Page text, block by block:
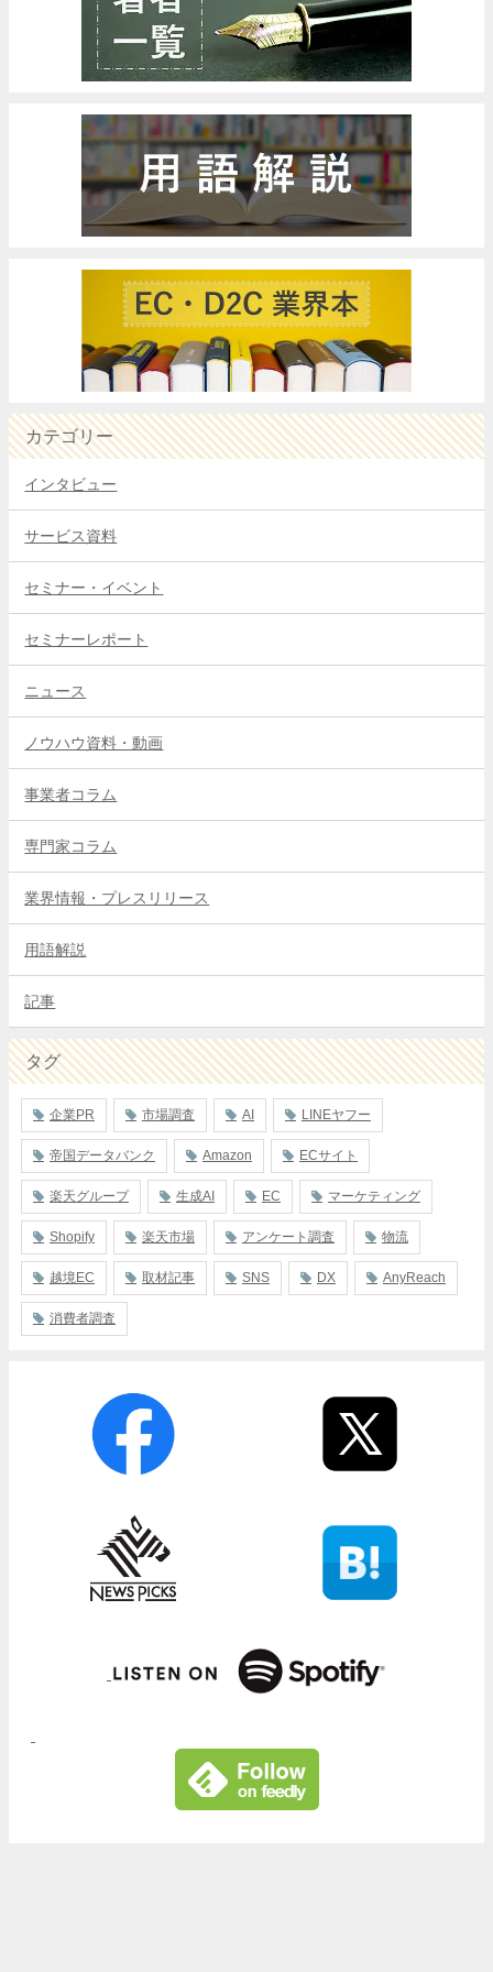
カテゴリー
インタビュー
サービス資料
セミナー・イベント
セミナーレポート
ニュース
ノウハウ資料・動画
事業者コラム
専門家コラム
業界情報・プレスリリース
用語解説
記事
タグ
企業PR 市場調査 AI LINEヤフー
帝国データバンク Amazon ECサイト
楽天グループ 生成AI EC マーケティング
Shopify 楽天市場 アンケート調査 物流
越境EC 取材記事 SNS DX AnyReach
消費者調査